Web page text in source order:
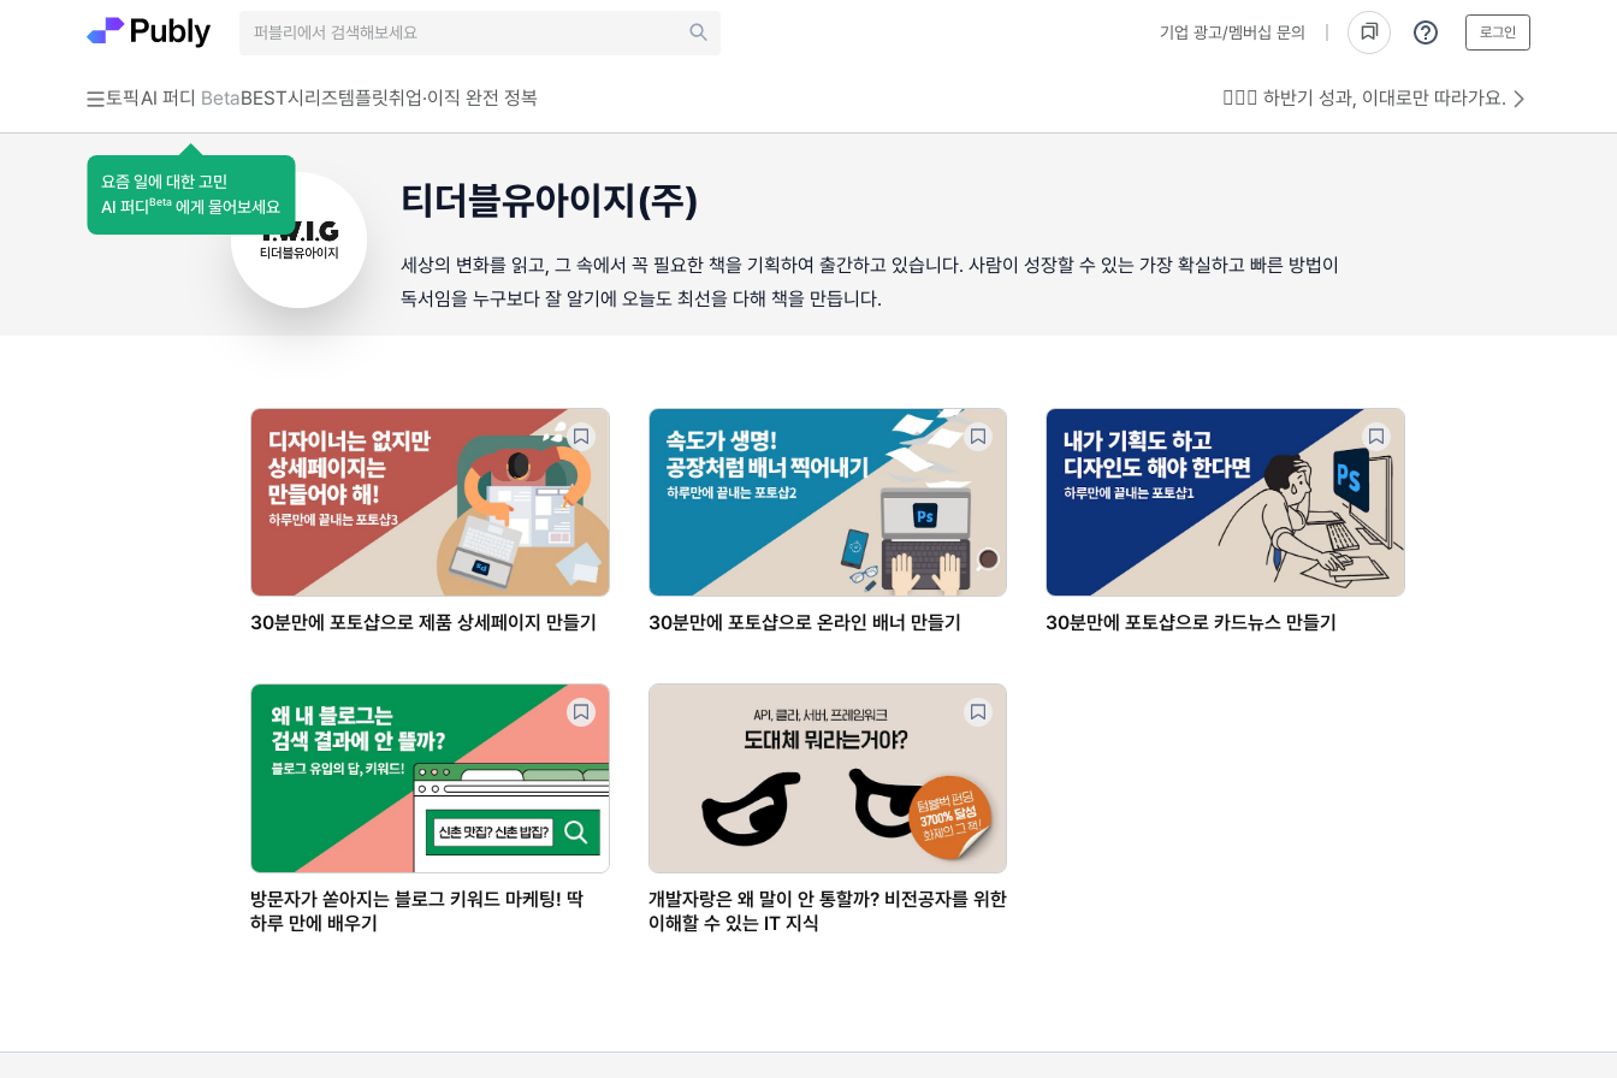
기업 광고/멤버십 문의 로그인
토픽AI 퍼디 Beta
요즘 일에 대한 고민
AI 퍼디 Beta 에게 물어보세요
BEST시리즈템플릿취업·이직 완전 정복 💁🏻‍♂️ 하반기 성과, 이대로만 따라가요.
티더블유아이지(주)
세상의 변화를 읽고, 그 속에서 꼭 필요한 책을 기획하여 출간하고 있습니다. 사람이 성장할 수 있는 가장 확실하고 빠른 방법이
독서임을 누구보다 잘 알기에 오늘도 최선을 다해 책을 만듭니다.
30분만에 포토샵으로 제품 상세페이지 만들기 30분만에 포토샵으로 온라인 배너 만들기 30분만에 포토샵으로 카드뉴스 만들기
방문자가 쏟아지는 블로그 키워드 마케팅! 딱
하루 만에 배우기
개발자랑은 왜 말이 안 통할까? 비전공자를 위한
이해할 수 있는 IT 지식